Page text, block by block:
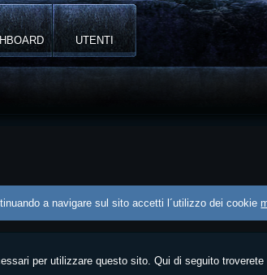
UTENTI
a navigare sul sito accetti l´utilizzo dei cookie
per utilizzare questo sito. Qui di seguito